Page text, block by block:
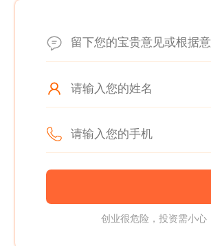
创业很危险，投资需小心